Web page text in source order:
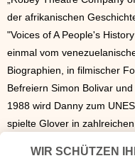
der afrikanischen
"Voices of A People's
einmal vom
Biographien, in filmischer
Befreiern Simon Bolivar
1988 wird Danny zum
spielte Glover in
TV-Shows. Seine Jugend